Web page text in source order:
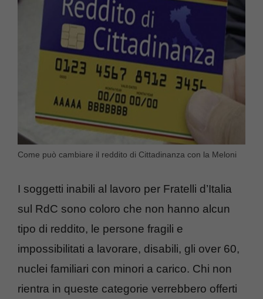
Come può cambiare il reddito di Cittadinanza con la Meloni
I soggetti inabili al lavoro per Fratelli d’Italia
sul RdC sono coloro che non hanno alcun
tipo di reddito, le persone fragili e
impossibilitati a lavorare, disabili, gli over 60,
nuclei familiari con minori a carico. Chi non
rientra in queste categorie verrebbero offerti